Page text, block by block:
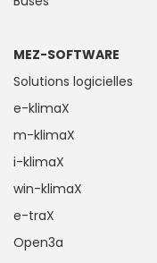
MEZ-SOFTWARE
Solutions logicielles
e-klimaX
m-klimaX
i-klimaX
win-klimaX
e-traX
Open3a